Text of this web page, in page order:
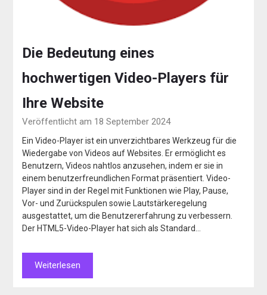
Die Bedeutung eines
hochwertigen Video-Players für
Ihre Website
Veröffentlicht am 18 September 2024
Ein Video-Player ist ein unverzichtbares Werkzeug für die
Wiedergabe von Videos auf Websites. Er ermöglicht es
Benutzern, Videos nahtlos anzusehen, indem er sie in
einem benutzerfreundlichen Format präsentiert. Video-
Player sind in der Regel mit Funktionen wie Play, Pause,
Vor- und Zurückspulen sowie Lautstärkeregelung
ausgestattet, um die Benutzererfahrung zu verbessern.
Der HTML5-Video-Player hat sich als Standard…
Weiterlesen